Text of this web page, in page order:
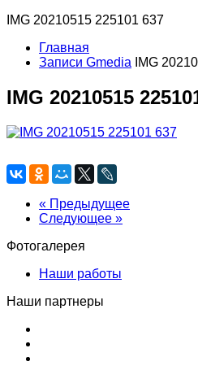
IMG 20210515 225101 637
Главная
Записи Gmedia
IMG
IMG 20210515
« Предыдущее
Следующее »
Фотогалерея
Наши работы
Наши партнеры